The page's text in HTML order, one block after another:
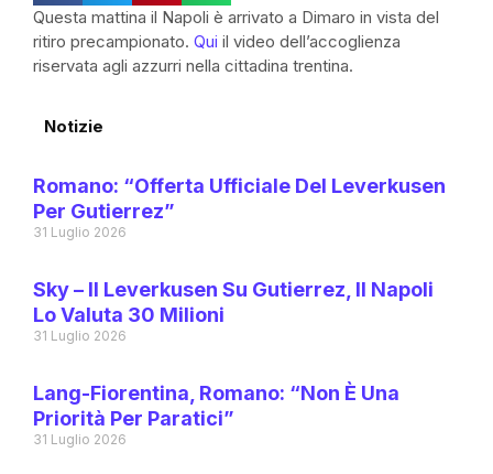
Questa mattina il Napoli è arrivato a Dimaro in vista del
ritiro precampionato. Qui il video dell’accoglienza
riservata agli azzurri nella cittadina trentina.
Notizie
Romano: “Offerta Ufficiale Del Leverkusen
Per Gutierrez”
31 Luglio 2026
Sky – Il Leverkusen Su Gutierrez, Il Napoli
Lo Valuta 30 Milioni
31 Luglio 2026
Lang-Fiorentina, Romano: “Non È Una
Priorità Per Paratici”
31 Luglio 2026